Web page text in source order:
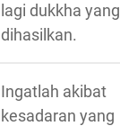
lagi dukkha yang
dihasilkan.
Ingatlah akibat
kesadaran yang